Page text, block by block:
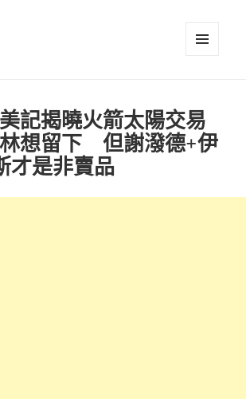
記揭曉火箭太陽交易
想留下 但謝潑德+伊
才是非賣品